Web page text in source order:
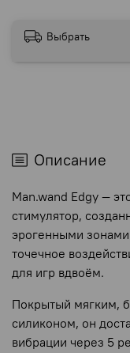
Выбрать
Описание
Man.wand Edgy —
стимулятор,
эрогенными
точечное
для игр вдвоём.
Покрытый мягким,
силиконом, он
вибрации через 5